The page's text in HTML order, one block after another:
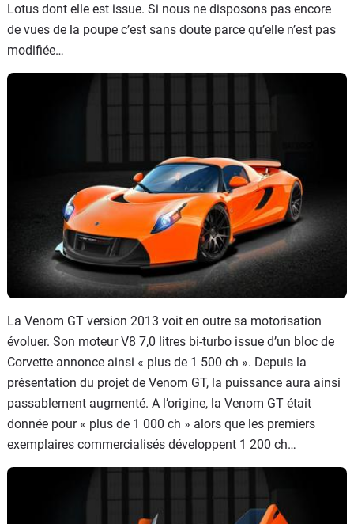
Lotus dont elle est issue. Si nous ne disposons pas encore
de vues de la poupe c’est sans doute parce qu’elle n’est pas
modifiée…
La Venom GT version 2013 voit en outre sa motorisation
évoluer. Son moteur V8 7,0 litres bi-turbo issue d’un bloc de
Corvette annonce ainsi « plus de 1 500 ch ». Depuis la
présentation du projet de Venom GT, la puissance aura ainsi
passablement augmenté. A l’origine, la Venom GT était
donnée pour « plus de 1 000 ch » alors que les premiers
exemplaires commercialisés développent 1 200 ch…